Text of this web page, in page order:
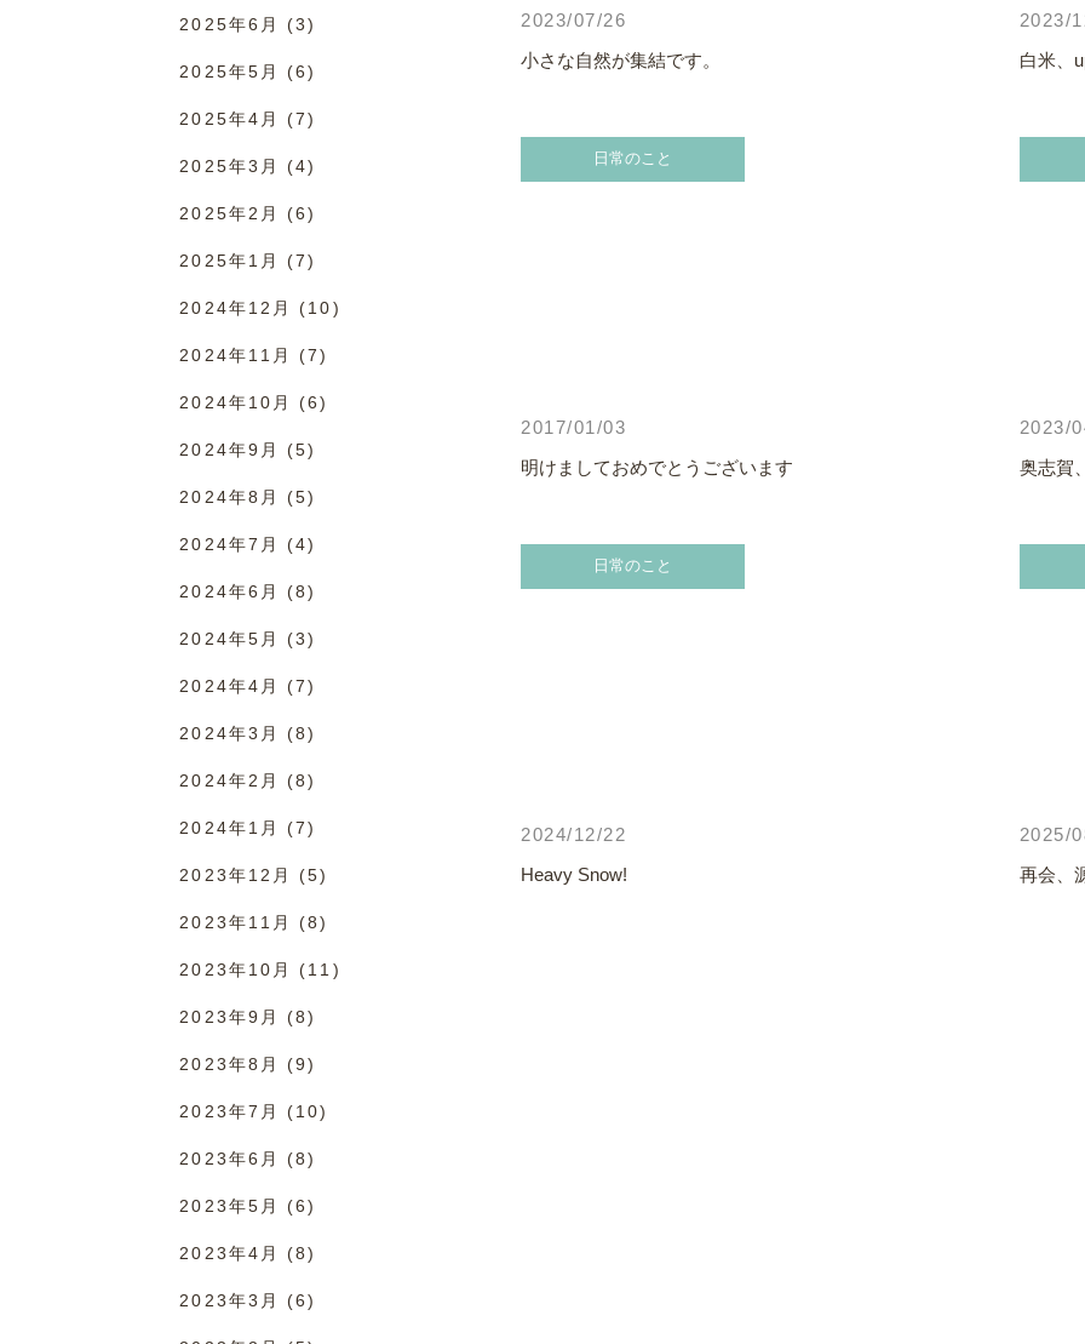
2023/07/26
小さな自然が集結です。
2023/
白米、
日常のこと
2017/01/03
明けましておめでとうございます
2023/
奥志賀
日常のこと
2024/12/22
Heavy Snow!
2025/
再会、
2025年6月 (3)
2025年5月 (6)
2025年4月 (7)
2025年3月 (4)
2025年2月 (6)
2025年1月 (7)
2024年12月 (10)
2024年11月 (7)
2024年10月 (6)
2024年9月 (5)
2024年8月 (5)
2024年7月 (4)
2024年6月 (8)
2024年5月 (3)
2024年4月 (7)
2024年3月 (8)
2024年2月 (8)
2024年1月 (7)
2023年12月 (5)
2023年11月 (8)
2023年10月 (11)
2023年9月 (8)
2023年8月 (9)
2023年7月 (10)
2023年6月 (8)
2023年5月 (6)
2023年4月 (8)
2023年3月 (6)